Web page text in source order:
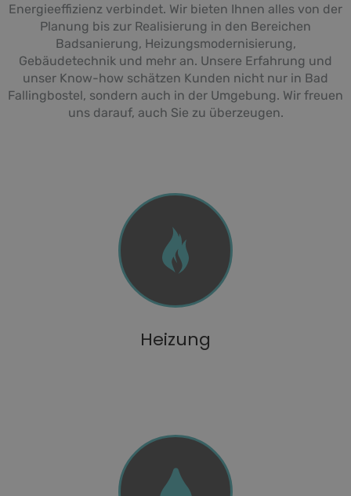
Energieeffizienz verbindet. Wir bieten Ihnen alles von der
Planung bis zur Realisierung in den Bereichen
Badsanierung, Heizungsmodernisierung,
Gebäudetechnik und mehr an. Unsere Erfahrung und
unser Know-how schätzen Kunden nicht nur in Bad
Fallingbostel, sondern auch in der Umgebung. Wir freuen
uns darauf, auch Sie zu überzeugen.
Heizung